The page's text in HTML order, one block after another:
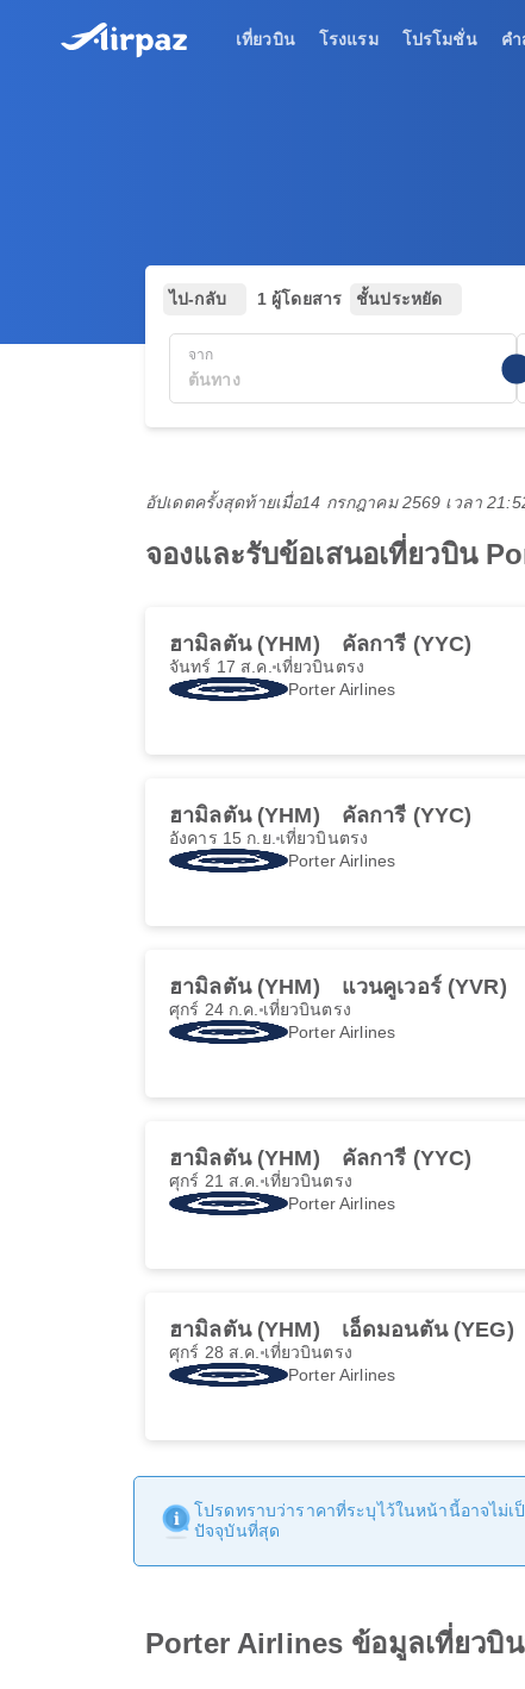
เที่ยวบิน โรงแรม โปรโมชั่น ค
ไป-กลับ 1 ผู้โดยสาร ชั้นประหยัด
จาก
อัปเดตครั้งสุดท้ายเมื่อ14 กรกฎาคม 2569 เวลา
จองและรับข้อเสนอเที่ยวบิน
ฮามิลตัน (YHM) คัลการี (YYC)
จันทร์ 17 ส.ค. เที่ยวบินตรง
Porter Airlines
ฮามิลตัน (YHM) คัลการี (YYC)
อังคาร 15 ก.ย. เที่ยวบินตรง
Porter Airlines
ฮามิลตัน (YHM) แวนคูเวอร์ (YVR)
ศุกร์ 24 ก.ค. เที่ยวบินตรง
Porter Airlines
ฮามิลตัน (YHM) คัลการี (YYC)
ศุกร์ 21 ส.ค. เที่ยวบินตรง
Porter Airlines
ฮามิลตัน (YHM) เอ็ดมอนตัน (YEG)
ศุกร์ 28 ส.ค. เที่ยวบินตรง
Porter Airlines
โปรดทราบว่าราคาที่ระบุไว้ในหน้านี้อาจไม่
ปัจจุบันที่สุด
Porter Airlines ข้อมูลเที่ยวบิ